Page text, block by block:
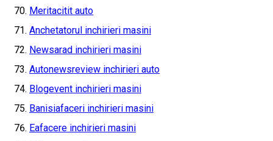
Meritacitit auto
Anchetatorul inchirieri masini
Newsarad inchirieri masini
Autonewsreview inchirieri auto
Blogevent inchirieri masini
Banisiafaceri inchirieri masini
Eafacere inchirieri masini